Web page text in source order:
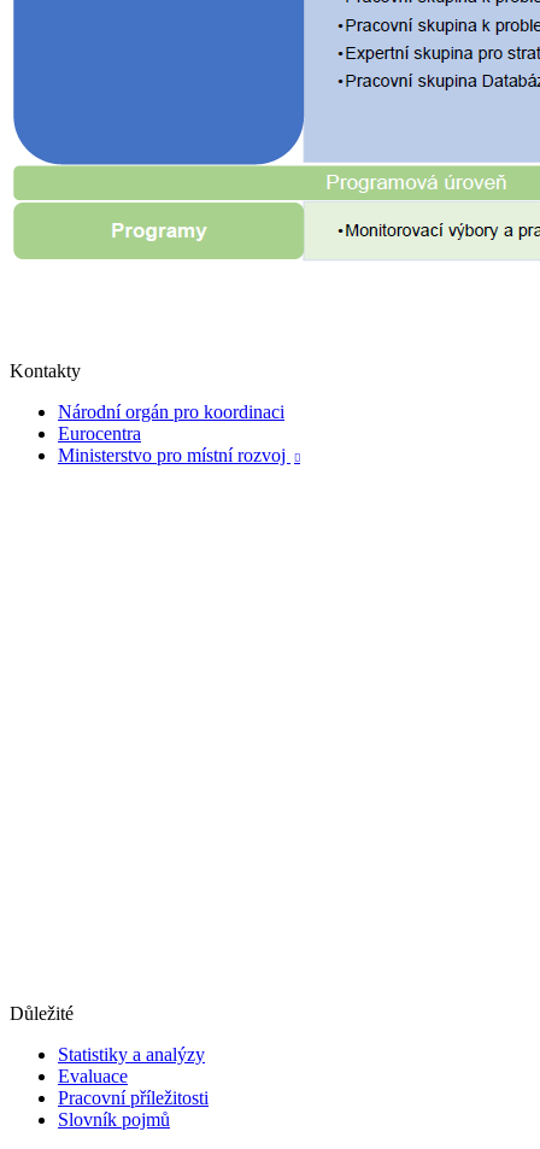
Kontakty
Národní orgán pro koordinaci
Eurocentra
Ministerstvo pro místní rozvoj

Důležité
Statistiky a analýzy
Evaluace
Pracovní příležitosti
Slovník pojmů